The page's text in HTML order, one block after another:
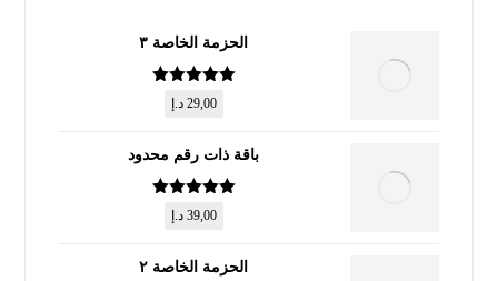
الحزمة الخاصة ٣
تم التقييم
من 5
29,00 د.إ
باقة ذات رقم محدود
تم التقييم
من 5
39,00 د.إ
الحزمة الخاصة ٢